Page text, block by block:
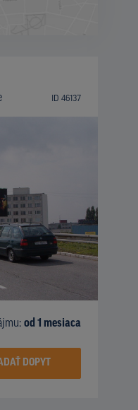
ID 46137
od 1 mesiaca
DOPYT